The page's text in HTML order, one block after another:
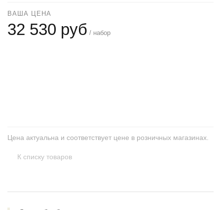
ВАША ЦЕНА
32 530 руб / набор
Цена актуальна и соответствует цене в розничных магазинах.
К списку товаров